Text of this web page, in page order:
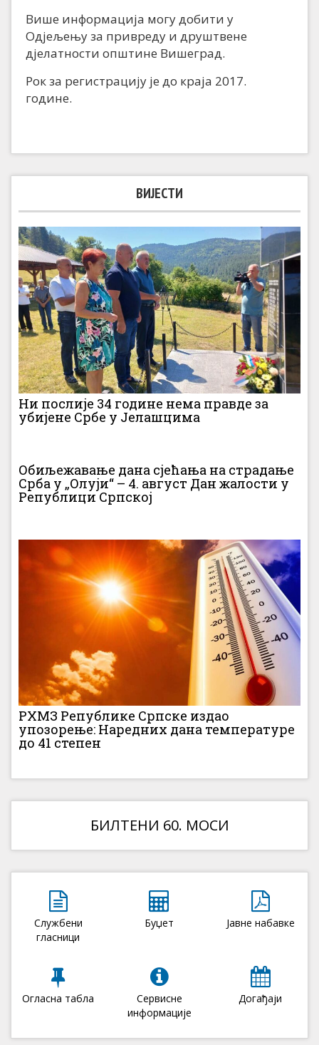
Више информација могу добити у
Одјељењу за привреду и друштвене
дјелатности општине Вишеград.
Рок за регистрацију је до краја 2017.
године.
ВИЈЕСТИ
Ни послије 34 године нема правде за
убијене Србе у Јелашцима
Обиљежавање дана сјећања на страдање
Срба у „Олуји“ – 4. август Дан жалости у
Републици Српској
РХМЗ Републике Српске издао
упозорење: Наредних дана температуре
до 41 степен
БИЛТЕНИ 60. МОСИ
Службени
гласници
Буџет Јавне набавке
Огласна табла
Сервисне
информације
Догађаји